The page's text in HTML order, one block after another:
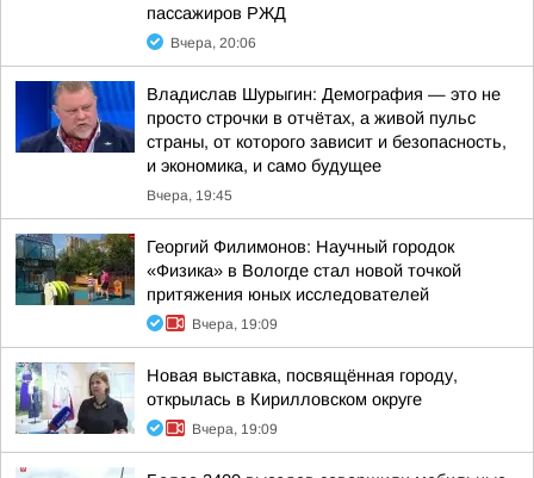
пассажиров РЖД
Вчера, 20:06
Владислав Шурыгин: Демография — это не
просто строчки в отчётах, а живой пульс
страны, от которого зависит и безопасность,
и экономика, и само будущее
Вчера, 19:45
Георгий Филимонов: Научный городок
«Физика» в Вологде стал новой точкой
притяжения юных исследователей
Вчера, 19:09
Новая выставка, посвящённая городу,
открылась в Кирилловском округе
Вчера, 19:09